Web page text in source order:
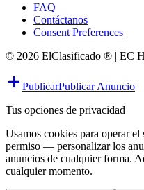
FAQ
Contáctanos
Consent Preferences
© 2026 ElClasificado ® | EC
PublicarPublicar Anuncio
Tus opciones de privacidad
Usamos cookies para operar
permiso — personalizar los
anuncios de cualquier forma.
cualquier momento.